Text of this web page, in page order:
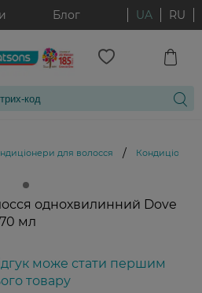
Блог UA RU
для волосся / Кондиціонер
однохвилинний Dove
мл
може стати першим
товару